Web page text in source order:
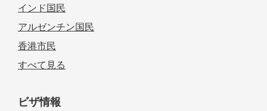
インド国民
アルゼンチン国民
香港市民
すべて見る
ビザ情報